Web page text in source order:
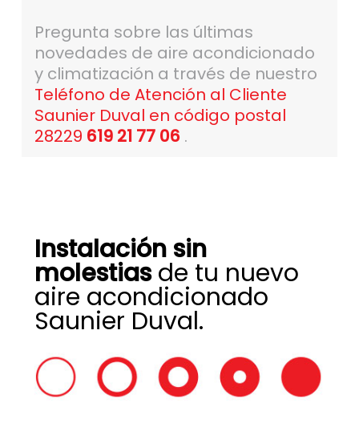
Pregunta sobre las últimas
novedades de aire acondicionado
y climatización a través de nuestro
Teléfono de Atención al Cliente
Saunier Duval en código postal
28229 619 21 77 06 .
Instalación sin
molestiasde tu nuevo
aire acondicionado
Saunier Duval.